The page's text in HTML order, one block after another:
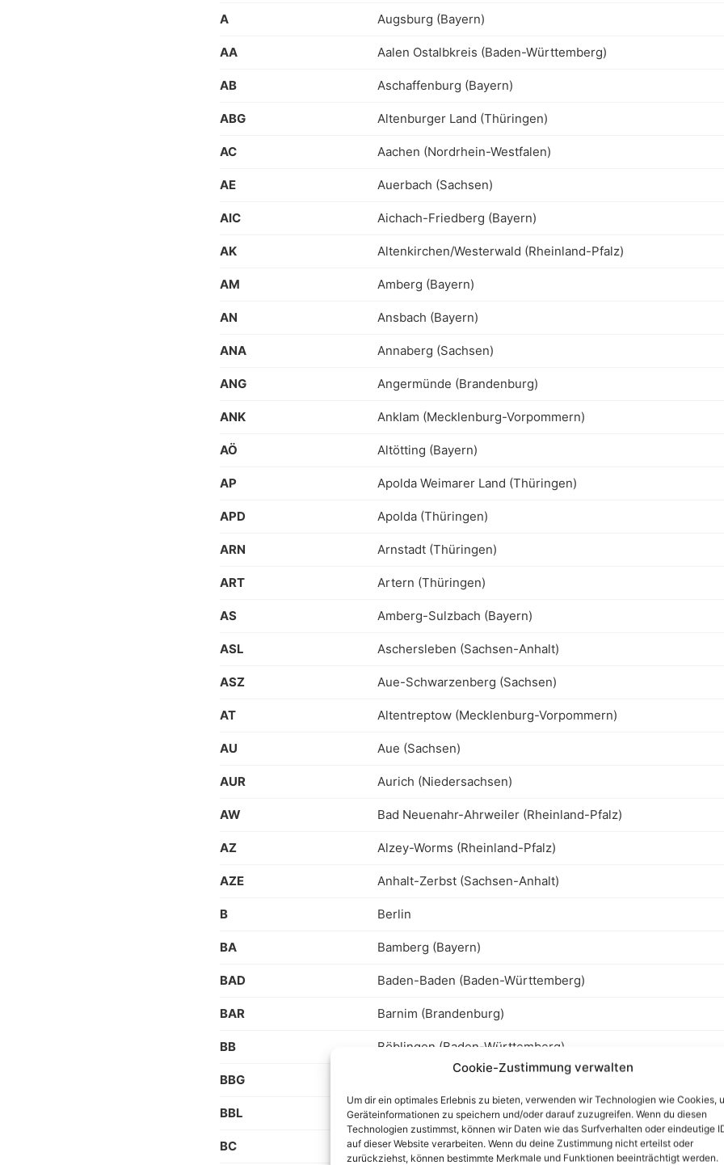
A Augsburg (Bayern)
AA Aalen Ostalbkreis (Baden-Württemberg)
AB Aschaffenburg (Bayern)
ABG Altenburger Land (Thüringen)
AC Aachen (Nordrhein-Westfalen)
AE Auerbach (Sachsen)
AIC Aichach-Friedberg (Bayern)
AK Altenkirchen/Westerwald (Rheinland-Pfalz)
AM Amberg (Bayern)
AN Ansbach (Bayern)
ANA Annaberg (Sachsen)
ANG Angermünde (Brandenburg)
ANK Anklam (Mecklenburg-Vorpommern)
AÖ Altötting (Bayern)
AP Apolda Weimarer Land (Thüringen)
APD Apolda (Thüringen)
ARN Arnstadt (Thüringen)
ART Artern (Thüringen)
AS Amberg-Sulzbach (Bayern)
ASL Aschersleben (Sachsen-Anhalt)
ASZ Aue-Schwarzenberg (Sachsen)
AT Altentreptow (Mecklenburg-Vorpommern)
AU Aue (Sachsen)
AUR Aurich (Niedersachsen)
AW Bad Neuenahr-Ahrweiler (Rheinland-Pfalz)
AZ Alzey-Worms (Rheinland-Pfalz)
AZE Anhalt-Zerbst (Sachsen-Anhalt)
B Berlin
BA Bamberg (Bayern)
BAD Baden-Baden (Baden-Württemberg)
BAR Barnim (Brandenburg)
BB Böblingen (Baden-Württemberg)
BBG
BBL Brandenburg Landesregierung und Landtag
BC Biberach/Riß (Baden-Württemberg)
Cookie-Zustimmung verwalten
Um dir ein optimales Erlebnis zu bieten, verwenden wir Technologien wie Cookies,
Geräteinformationen zu speichern und/oder darauf zuzugreifen. Wenn du diesen
Technologien zustimmst, können wir Daten wie das Surfverhalten oder eindeutige
auf dieser Website verarbeiten. Wenn du deine Zustimmung nicht erteilst oder
zurückziehst, können bestimmte Merkmale und Funktionen beeinträchtigt werden.